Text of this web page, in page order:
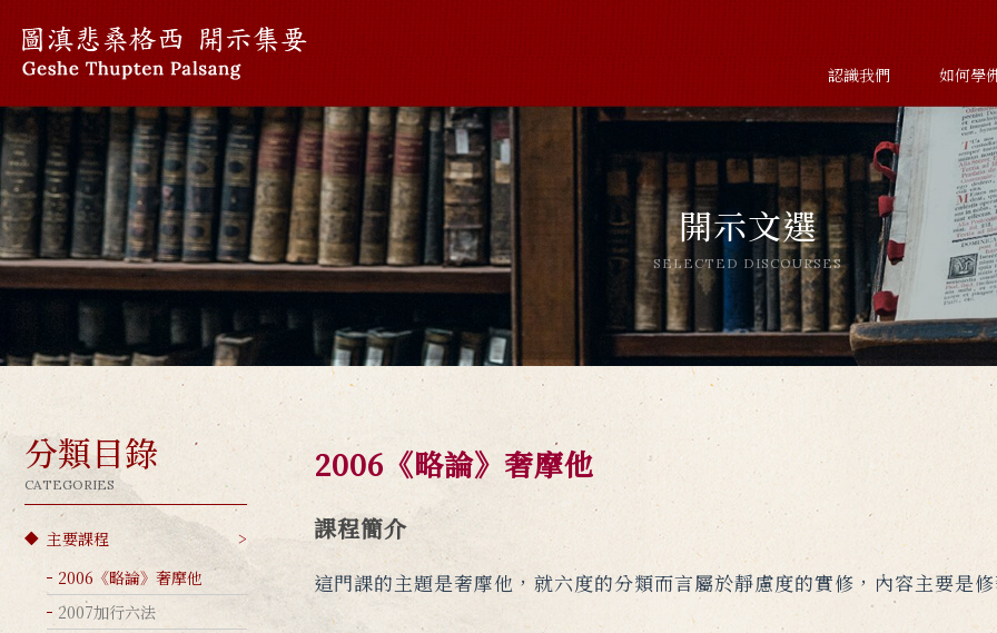
認識我們 如何學
開示文選
SELECTED DISCOURSES
分類目錄
CATEGORIES
主要課程
2006《略論》奢摩他
2007加行六法
2006《略論》奢摩他
課程簡介
這門課的主題是奢摩他，就六度的分類而言屬於靜慮度的實修，內容主要是